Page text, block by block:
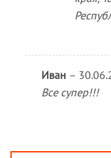
Иван –
Все супер!!!